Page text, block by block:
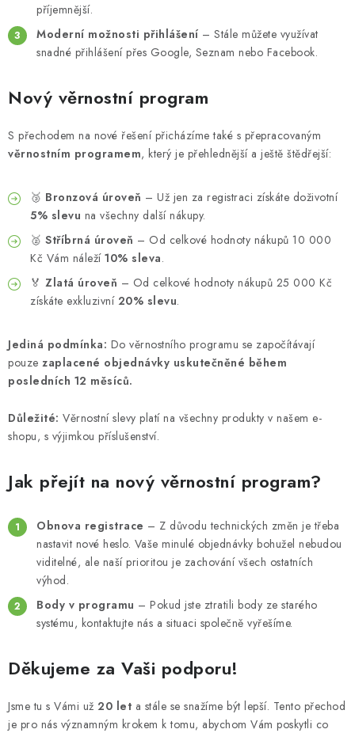
příjemnější.
Moderní možnosti přihlášení – Stále můžete využívat
snadné přihlášení přes Google, Seznam nebo Facebook.
Nový věrnostní program
S přechodem na nové řešení přicházíme také s přepracovaným
věrnostním programem, který je přehlednější a ještě štědřejší:
🥉 Bronzová úroveň – Už jen za registraci získáte doživotní
5% slevu na všechny další nákupy.
🥈 Stříbrná úroveň – Od celkové hodnoty nákupů 10 000
Kč Vám náleží 10% sleva.
🏅 Zlatá úroveň – Od celkové hodnoty nákupů 25 000 Kč
získáte exkluzivní 20% slevu.
Jediná podmínka: Do věrnostního programu se započítávají
pouze zaplacené objednávky uskutečněné během
posledních 12 měsíců.
Důležité: Věrnostní slevy platí na všechny produkty v našem e-
shopu, s výjimkou příslušenství.
Jak přejít na nový věrnostní program?
Obnova registrace – Z důvodu technických změn je třeba
nastavit nové heslo. Vaše minulé objednávky bohužel nebudou
viditelné, ale naší prioritou je zachování všech ostatních
výhod.
Body v programu – Pokud jste ztratili body ze starého
systému, kontaktujte nás a situaci společně vyřešíme.
Děkujeme za Vaši podporu!
Jsme tu s Vámi už 20 let a stále se snažíme být lepší. Tento přechod
je pro nás významným krokem k tomu, abychom Vám poskytli co